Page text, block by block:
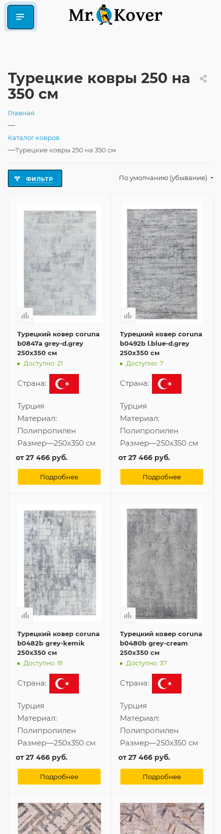
Турецкие ковры 250 на
350 см
Главная
—
Каталог ковров
—Турецкие ковры 250 на 350 см
ФИЛЬТР По умолчанию (убывание)
Турецкий ковер coruna
b0847a grey-d.grey
250x350 см
Доступно: 21
Страна:
Турция
Материал:
Полипропилен
Размер—250x350 см
от27 466 руб.
Подробнее
Турецкий ковер coruna
b0492b l.blue-d.grey
250x350 см
Доступно: 7
Страна:
Турция
Материал:
Полипропилен
Размер—250x350 см
от27 466 руб.
Подробнее
Турецкий ковер coruna
b0482b grey-kemik
250x350 см
Доступно: 91
Страна:
Турция
Материал:
Полипропилен
Размер—250x350 см
от27 466 руб.
Подробнее
Турецкий ковер coruna
b0480b grey-cream
250x350 см
Доступно: 37
Страна:
Турция
Материал:
Полипропилен
Размер—250x350 см
от27 466 руб.
Подробнее